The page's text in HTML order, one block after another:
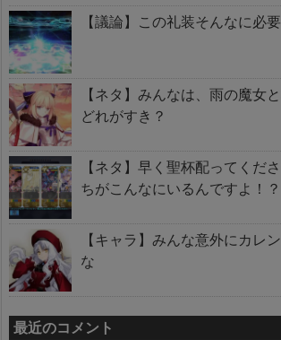
【議論】この礼装そんなに必
【ネタ】みんなは、雨の魔女
どれがすき？
【ネタ】早く聖杯配ってくだ
ちがこんなにいるんですよ！
【キャラ】みんな意外にカレ
な
最近のコメント